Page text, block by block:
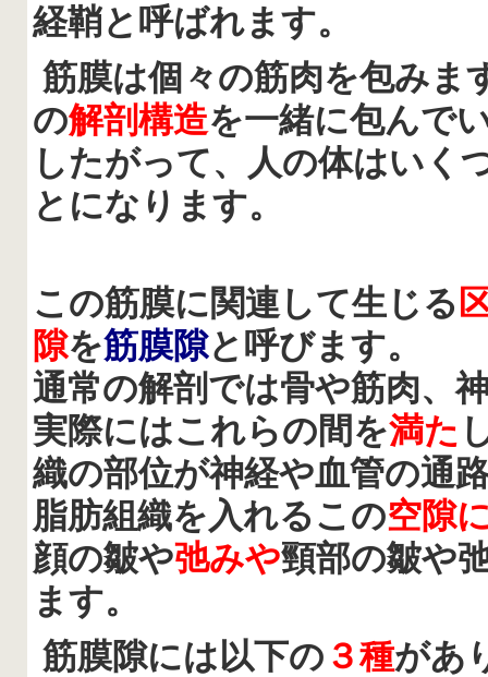
経鞘と呼ばれます。
筋膜は個々の筋肉を包みま
の解剖構造を一緒に包んで
したがって、人の体はいく
とになります。
この筋膜に関連して生じる
隙を筋膜隙と呼びます。
通常の解剖では骨や筋肉、
実際にはこれらの間を満た
織の部位が神経や血管の通
脂肪組織を入れるこの空隙
顔の皺や弛みや頸部の皺や
ます。
筋膜隙には以下の ３種があ